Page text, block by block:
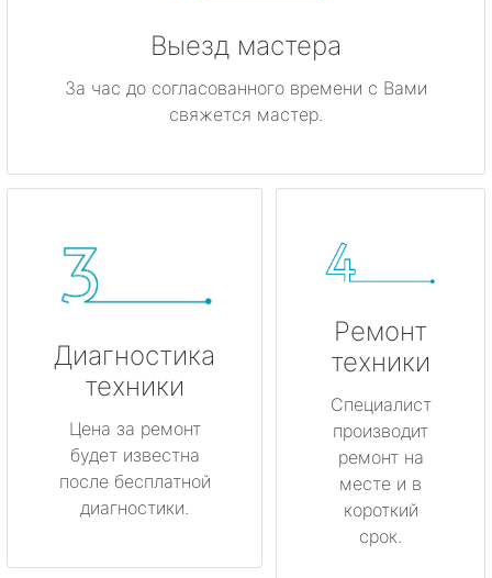
Выезд мастера
За час до согласованного времени с Вами
свяжется мастер.
Диагностика
техники
Цена за ремонт
будет известна
после бесплатной
диагностики.
Ремонт
техники
Специалист
производит
ремонт на
месте и в
короткий
срок.